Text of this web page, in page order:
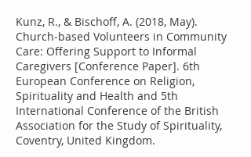
Kunz, R., & Bischoff, A. (2018, May).
Church-based Volunteers in Community
Care: Offering Support to Informal
Caregivers [Conference Paper]. 6th
European Conference on Religion,
Spirituality and Health and 5th
International Conference of the British
Association for the Study of Spirituality,
Coventry, United Kingdom.